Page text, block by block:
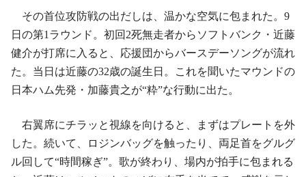
その首位攻防戦の出だしは、温かな空気に包まれた。9
日の第1ラウンド。初回2死無走者からソフトバンク・近藤
健介が打席に入ると、応援団からバースデーソングが流れ
た。当日は近藤の32歳の誕生日。これを聞いたマウンドの
日本ハム先発・加藤貴之が“粋”な行動に出た。
右翼席にチラッと視線を向けると、まずはプレートを外
した。続いて、ロジンバッグを触ったり、両足首をグルグ
ル回して“時間稼ぎ”。歌が終わり、場内が拍手に包まれる